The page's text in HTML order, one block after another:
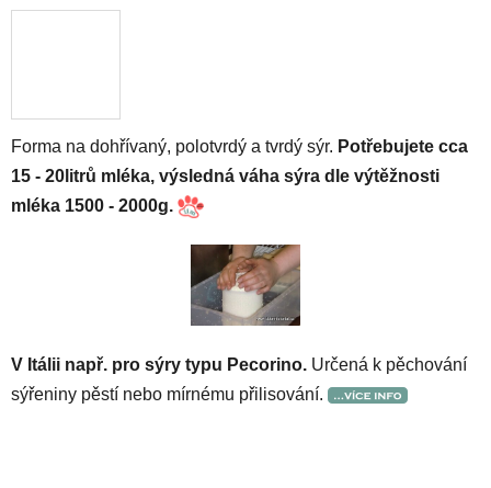
Forma na dohřívaný, polotvrdý a tvrdý sýr. Potřebujete cca
15 - 20litrů mléka, výsledná váha sýra dle výtěžnosti
mléka 1500 - 2000g.
V Itálii např. pro sýry typu Pecorino. Určená k pěchování
sýřeniny pěstí nebo mírnému přilisování.